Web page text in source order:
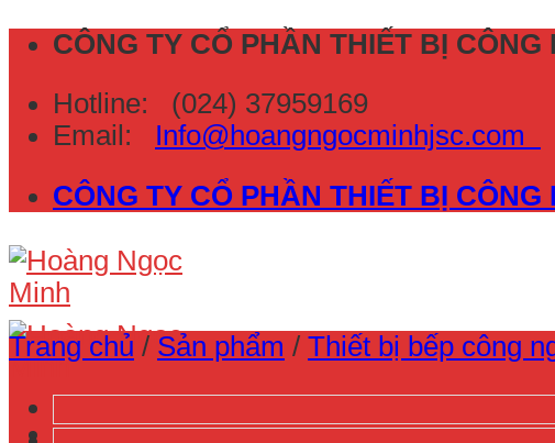
Skip
content
CÔNG TY CỔ PHẦN THIẾT BỊ
Hotline: (024) 37959169
Email: Info@hoangngocminhjsc.com
CÔNG TY CỔ PHẦN THIẾT BỊ
Trang chủ / Sản phẩm / Thiết bị bếp công